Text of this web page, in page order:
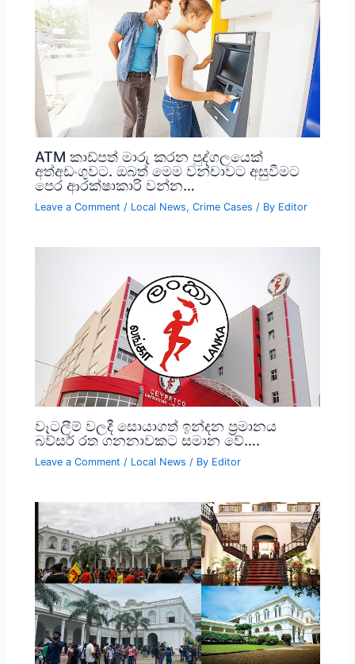
ATM කාඩ්පත් මාරු කරන පුද්ගලයෙක්
අත්අඩංගුවට. ඔබත් මෙම වන්චාවට අසුවීමට
පෙර ආරක්ෂාකාරි වන්න…
Leave a Comment / Local News,Crime Cases / By Editor
වෑටලීම් වලදී සොයාගත් ඉන්දන ප්‍රමානය
බව්සර් රත ගනනාවකට සමාන වේ….
Leave a Comment / Local News / By Editor